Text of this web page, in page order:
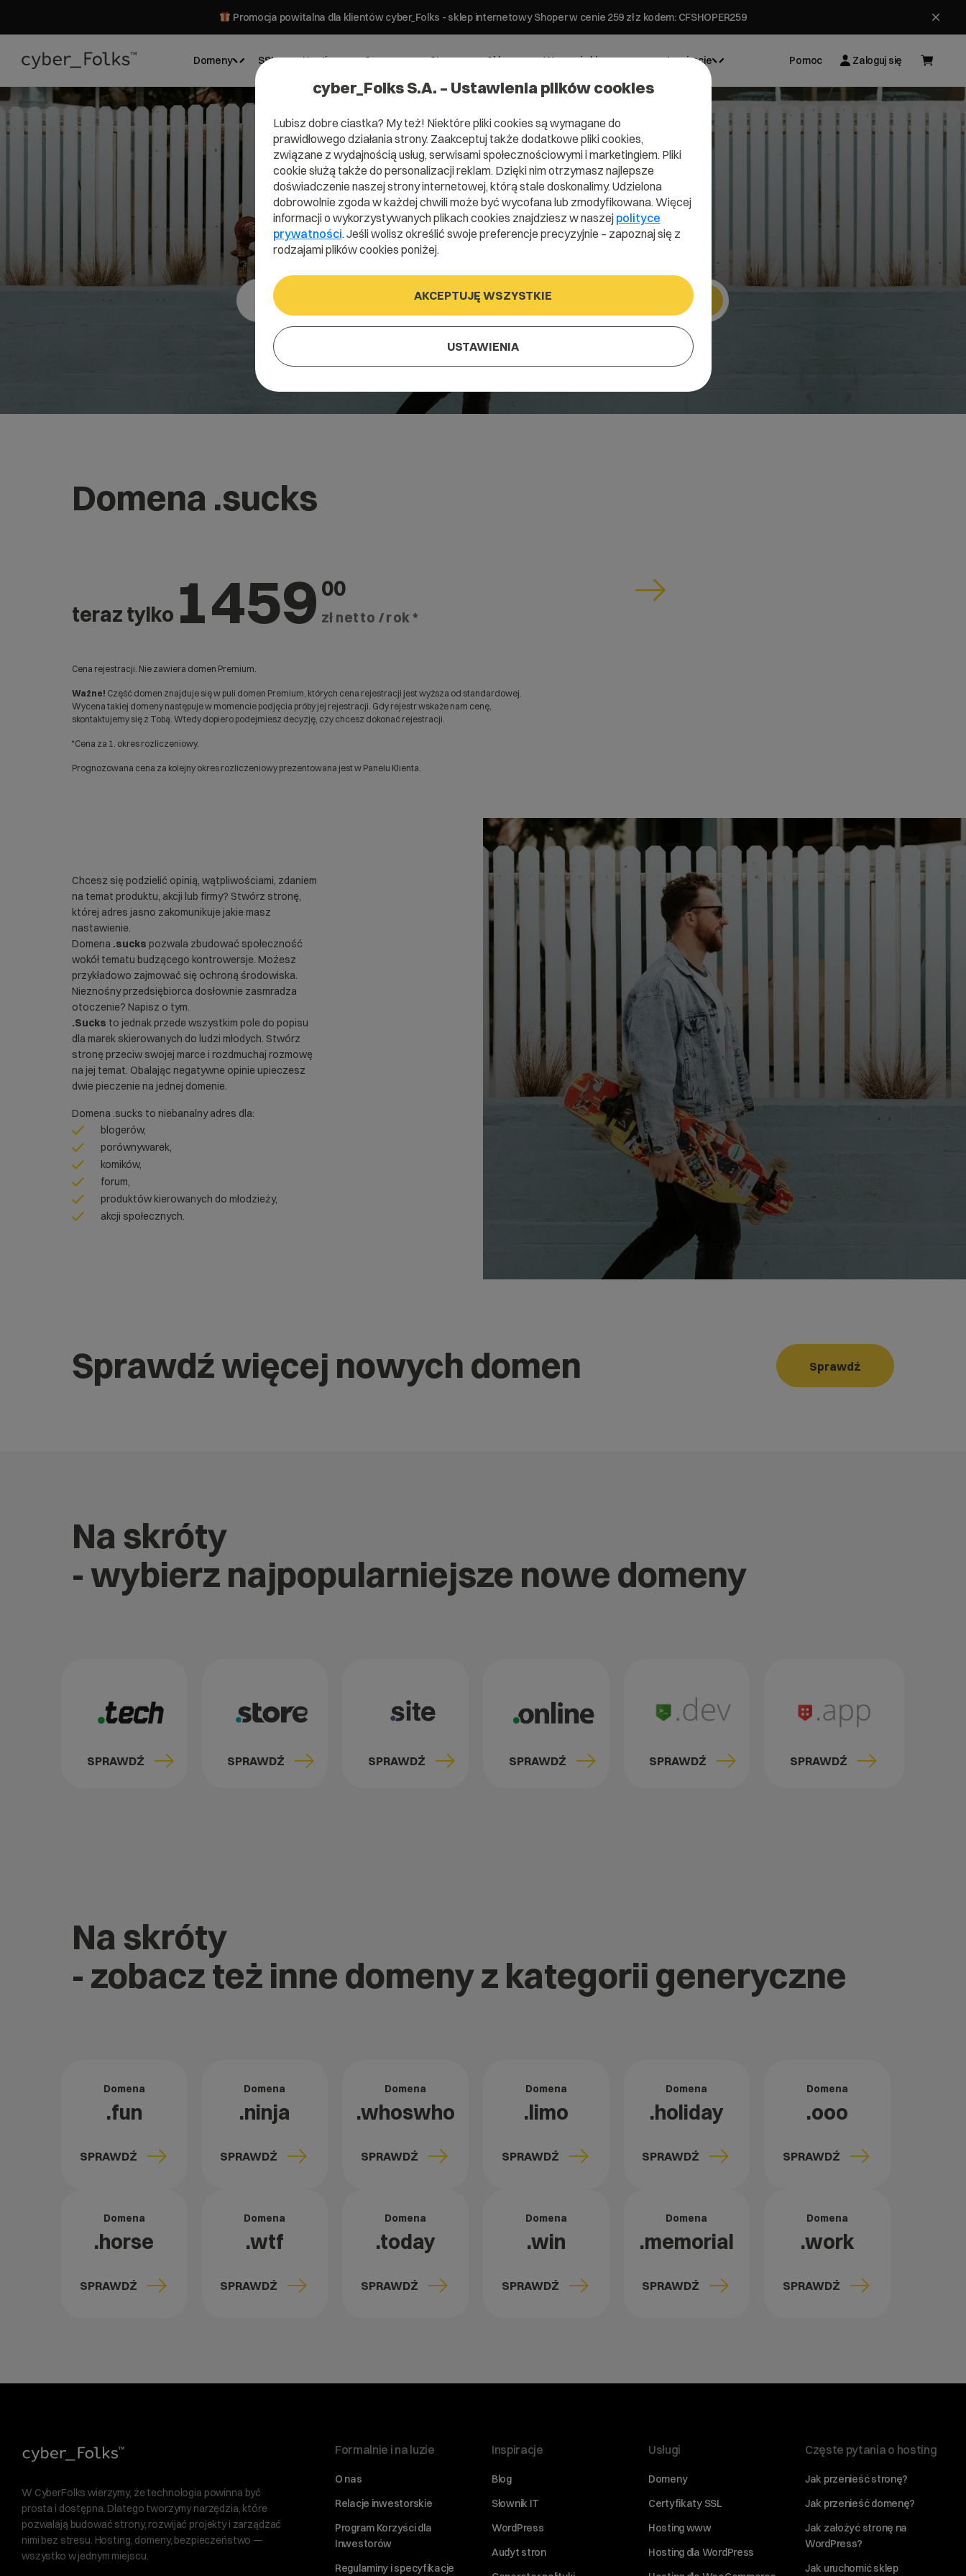
Promocja powitalna dla klientów cyber_Folks - sklep internetowy Shoper w cenie 259 zł z kodem: CFSHOPER259
Domeny SSL Hosting Serwery Strony Sklepy Wsparcie biznesowe Inspiracje Pomoc Zaloguj się
Domena .sucks
Domena .sucks
teraz tylko 1459 00
zł netto / rok *
Cena rejestracji. Nie zawiera domen Premium.
Ważne! Część domen znajduje się w puli domen Premium, których cena rejestracji jest wyższa od standardowej.
Wycena takiej domeny następuje w momencie podjęcia próby jej rejestracji. Gdy rejestr wskaże nam cenę,
skontaktujemy się z Tobą. Wtedy dopiero podejmiesz decyzję, czy chcesz dokonać rejestracji.
*Cena za 1. okres rozliczeniowy.
Prognozowana cena za kolejny okres rozliczeniowy prezentowana jest w Panelu Klienta.
Chcesz się podzielić opinią, wątpliwościami, zdaniem
na temat produktu, akcji lub firmy? Stwórz stronę,
której adres jasno zakomunikuje jakie masz
nastawienie.
Domena .sucks pozwala zbudować społeczność
wokół tematu budzącego kontrowersje. Możesz
przykładowo zajmować się ochroną środowiska.
Nieznośny przedsiębiorca dosłownie zasmradza
otoczenie? Napisz o tym.
.Sucks to jednak przede wszystkim pole do popisu
dla marek skierowanych do ludzi młodych. Stwórz
stronę przeciw swojej marce i rozdmuchaj rozmowę
na jej temat. Obalając negatywne opinie upieczesz
dwie pieczenie na jednej domenie.
Domena .sucks to niebanalny adres dla:
blogerów,
porównywarek,
komików,
forum,
produktów kierowanych do młodzieży,
akcji społecznych.
Sprawdź więcej nowych domen Sprawdź
Na skróty
- wybierz najpopularniejsze nowe domeny
SPRAWDŹ SPRAWDŹ SPRAWDŹ SPRAWDŹ SPRAWDŹ SPRAWDŹ
Na skróty
- zobacz też inne domeny z kategorii generyczne
Domena
.fun
SPRAWDŹ
Domena
.ninja
SPRAWDŹ
Domena
.whoswho
SPRAWDŹ
Domena
.limo
SPRAWDŹ
Domena
.holiday
SPRAWDŹ
Domena
.ooo
SPRAWDŹ
Domena
.horse
SPRAWDŹ
Domena
.wtf
SPRAWDŹ
Domena
.today
SPRAWDŹ
Domena
.win
SPRAWDŹ
Domena
.memorial
SPRAWDŹ
Domena
.work
SPRAWDŹ
W CyberFolks wierzymy, że technologia powinna być
prosta i dostępna. Dlatego tworzymy narzędzia, które
pozwalają budować strony, rozwijać projekty i zarządzać
nimi bez stresu. Hosting, domeny, bezpieczeństwo —
wszystko w jednym miejscu.
Formalnie i na luzie
O nas
Relacje inwestorskie
Program Korzyści dla
Inwestorów
Regulaminy i specyfikacje
Inspiracje
Blog
Słownik IT
WordPress
Audyt stron
Usługi
Domeny
Certyfikaty SSL
Hosting www
Hosting dla WordPress
Częste pytania o hosting
Jak przenieść stronę?
Jak przenieść domenę?
Jak założyć stronę na
WordPress?
Jak uruchomić sklep
cyber_Folks S.A. – Ustawienia plików cookies
Lubisz dobre ciastka? My też! Niektóre pliki cookies są wymagane do
prawidłowego działania strony. Zaakceptuj także dodatkowe pliki cookies,
związane z wydajnością usług, serwisami społecznościowymi i marketingiem. Pliki
cookie służą także do personalizacji reklam. Dzięki nim otrzymasz najlepsze
doświadczenie naszej strony internetowej, którą stale doskonalimy. Udzielona
dobrowolnie zgoda w każdej chwili może być wycofana lub zmodyfikowana. Więcej
informacji o wykorzystywanych plikach cookies znajdziesz w naszej polityce
prywatności. Jeśli wolisz określić swoje preferencje precyzyjnie – zapoznaj się z
rodzajami plików cookies poniżej.
AKCEPTUJĘ WSZYSTKIE
USTAWIENIA